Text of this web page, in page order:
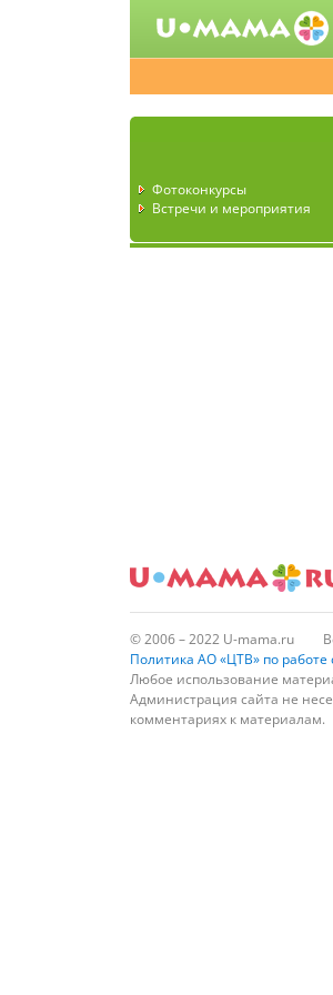
Фотоконкурсы
Встречи и мероприятия
© 2006 – 2022 U-mama.ru
Политика АО «ЦТВ» по
Любое использование
Администрация сайта не
комментариях к материалам.